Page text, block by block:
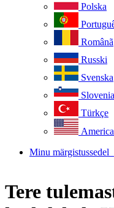
Polska
Românã
Russki
Svenska
Slovenia
Türkçe
Minu märgistussedel
Tere